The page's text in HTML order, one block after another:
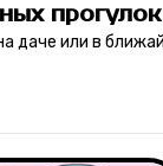
прогулок
даче или в